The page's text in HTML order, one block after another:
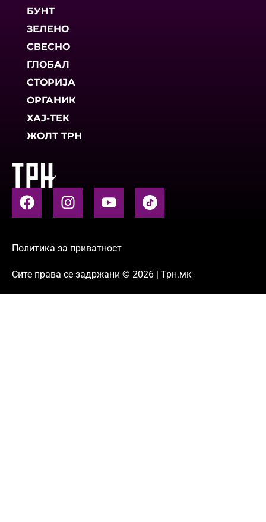
БУНТ
ЗЕЛЕНО
СВЕСНО
ГЛОБАЛ
СТОРИЈА
ОРГАНИК
ХАЈ-ТЕК
ЖОЛТ ТРН
Политика за приватност
Сите права се задржани © 2026 | Трн.мк